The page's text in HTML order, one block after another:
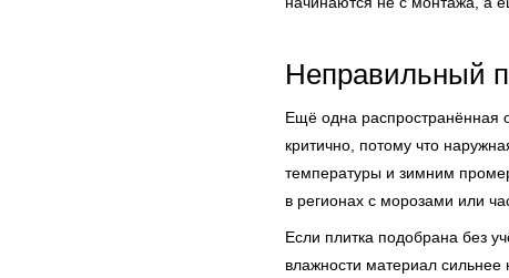
Неправильный
Ещё одна распространённая
критично, потому что
температуры и зимним
в регионах с морозами или
Если плитка подобрана без
влажности материал сильнее